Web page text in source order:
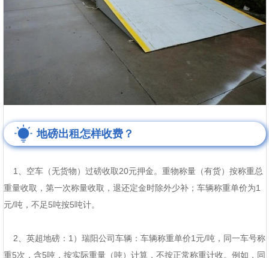
地磅出租怎样收费？
1、空车（无货物）过磅收取20元押金。重物称量（有货）按称重总
重量收取，第一次称量收取，退还定金时除外少补；车辆称重单价为1
元/吨，不足5吨按5吨计。
2、英超地磅：1）瑞阳公司车辆：车辆称重单价1元/吨，同一车号称
重5次，含5吨，按实际重量（吨）计算，不按正常称重计收。例如，同